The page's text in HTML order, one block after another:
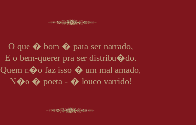
O que � bom � para ser narrado,
E o bem-querer pra ser distribu�do.
Quem n�o faz isso � um mal amado,
N�o � poeta - � louco varrido!